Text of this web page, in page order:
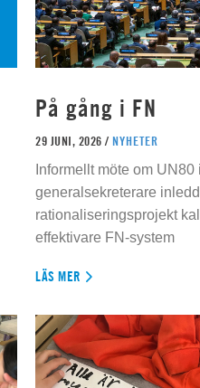
På gång i FN
29 JUNI, 2026 / NYHETER
Informellt möte om
generalsekreterare
rationaliseringsprojekt
effektivare FN-system
LÄS MER